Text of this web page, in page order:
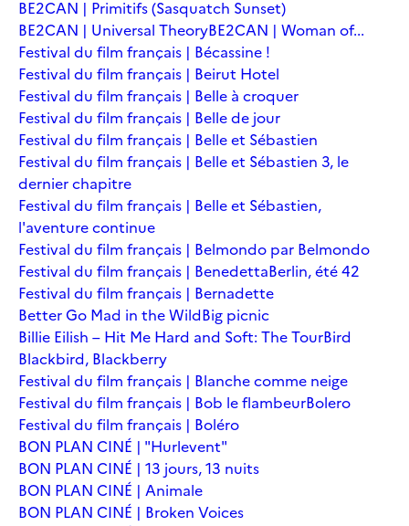
BE2CAN | Primitifs (Sasquatch Sunset)
BE2CAN | Universal TheoryBE2CAN | Woman of...
Festival du film français | Bécassine !
Festival du film français | Beirut Hotel
Festival du film français | Belle à croquer
Festival du film français | Belle de jour
Festival du film français | Belle et Sébastien
Festival du film français | Belle et Sébastien 3, le
dernier chapitre
Festival du film français | Belle et Sébastien,
l'aventure continue
Festival du film français | Belmondo par Belmondo
Festival du film français | BenedettaBerlin, été 42
Festival du film français | Bernadette
Better Go Mad in the WildBig picnic
Billie Eilish – Hit Me Hard and Soft: The TourBird
Blackbird, Blackberry
Festival du film français | Blanche comme neige
Festival du film français | Bob le flambeurBolero
Festival du film français | Boléro
BON PLAN CINÉ | "Hurlevent"
BON PLAN CINÉ | 13 jours, 13 nuits
BON PLAN CINÉ | Animale
BON PLAN CINÉ | Broken Voices